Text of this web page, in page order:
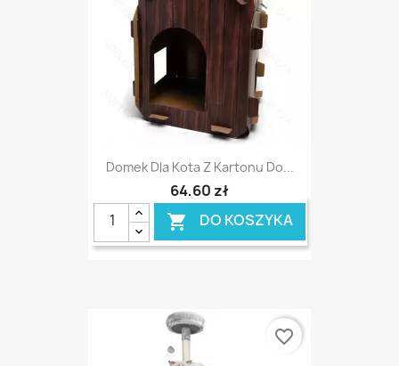
Domek Dla Kota Z Kartonu Do...
64,60 zł
 DO KOSZYKA
favorite_border